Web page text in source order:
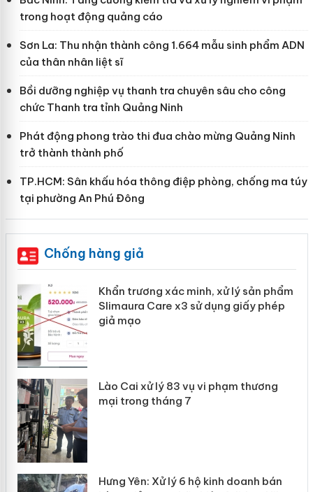
trong hoạt động quảng cáo
Sơn La: Thu nhận thành công 1.664 mẫu sinh phẩm ADN
của thân nhân liệt sĩ
Bồi dưỡng nghiệp vụ thanh tra chuyên sâu cho công
chức Thanh tra tỉnh Quảng Ninh
Phát động phong trào thi đua chào mừng Quảng Ninh
trở thành thành phố
TP.HCM: Sân khấu hóa thông điệp phòng, chống ma túy
tại phường An Phú Đông
Chống hàng giả
Khẩn trương xác minh, xử lý sản phẩm
Slimaura Care x3 sử dụng giấy phép
giả mạo
Lào Cai xử lý 83 vụ vi phạm thương
mại trong tháng 7
Hưng Yên: Xử lý 6 hộ kinh doanh bán